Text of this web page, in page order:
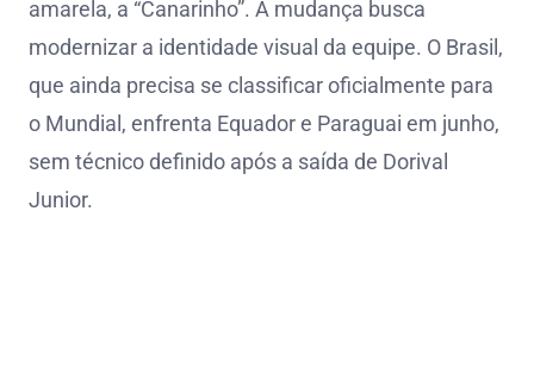
amarela, a “Canarinho”. A mudança busca
modernizar a identidade visual da equipe. O Brasil,
que ainda precisa se classificar oficialmente para
o Mundial, enfrenta Equador e Paraguai em junho,
sem técnico definido após a saída de Dorival
Junior.